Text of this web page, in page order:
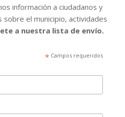
información a ciudadanos y
sobre el municipio, actividades
a nuestra lista de envío.
*Campos requeridos